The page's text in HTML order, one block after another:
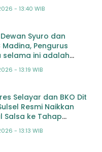
- 13:40 WIB
Syuro dan
Madina, Pengurus
ini adalah
- 13:19 WIB
Selayar dan BKO Dit
Resmi Naikkan
Salsa ke Tahap
- 13:13 WIB